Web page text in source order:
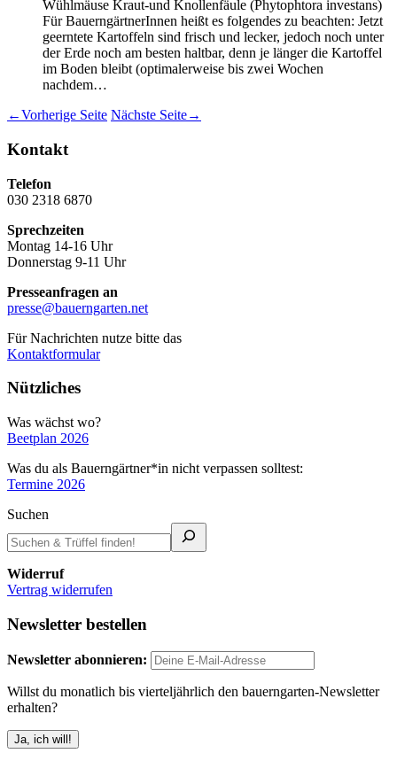
Wühlmäuse Kraut-und Knollenfäule (Phytophtora investans)
Für BauerngärtnerInnen heißt es folgendes zu beachten: Jetzt
geerntete Kartoffeln sind frisch und lecker, jedoch noch unter
der Erde noch am besten haltbar, denn je länger die Kartoffel
im Boden bleibt (optimalerweise bis zwei Wochen
nachdem…
←Vorherige Seite Nächste Seite→
Kontakt
Telefon
030 2318 6870
Sprechzeiten
Montag 14-16 Uhr
Donnerstag 9-11 Uhr
Presseanfragen an
presse@bauerngarten.net
Für Nachrichten nutze bitte das
Kontaktformular
Nützliches
Was wächst wo?
Beetplan 2026
Was du als Bauerngärtner*in nicht verpassen solltest:
Termine 2026
Suchen
Widerruf
Vertrag widerrufen
Newsletter bestellen
Newsletter abonnieren:
Willst du monatlich bis vierteljährlich den bauerngarten-Newsletter
erhalten?